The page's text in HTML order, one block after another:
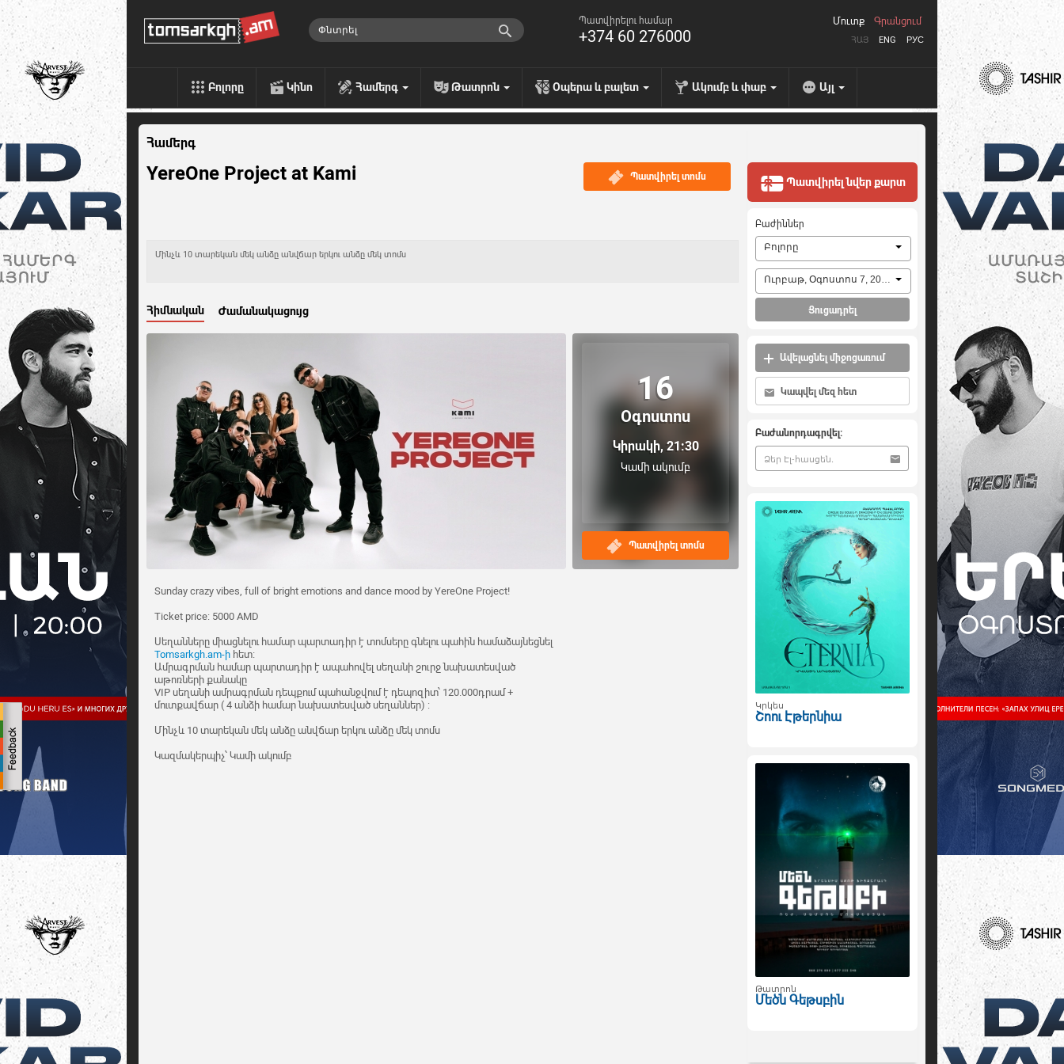
Պատվիրելու համար
+374 60 276000 ՀԱՅ ENG РУС
Մուտք Գրանցում
Բոլորը Կինո Համերգ Թատրոն Օպերա և բալետ Ակումբ և փաբ Այլ
Համերգ
YereOne Project at Kami Պատվիրել տոմս
Մինչև 10 տարեկան մեկ անձը անվճար երկու անձը մեկ տոմս
Հիմնական Ժամանակացույց
16
Օգոստոս
Կիրակի, 21:30
Կամի ակումբ
Պատվիրել տոմս
Sunday crazy vibes, full of bright emotions and dance mood by YereOne Project!
Ticket price: 5000 AMD
Սեղանները միացնելու համար պարտադիր է տոմսերը գնելու պահին համաձայնեցնել
Tomsarkgh.am-ի հետ։
Ամրագրման համար պարտադիր է ապահովել սեղանի շուրջ նախատեսված
աթոռների քանակը
VIP սեղանի ամրագրման դեպքում պահանջվում է դեպոզիտ՝ 120.000դրամ +
մուտքավճար ( 4 անձի համար նախատեսված սեղաններ) :
Մինչև 10 տարեկան մեկ անձը անվճար երկու անձը մեկ տոմս
Կազմակերպիչ՝ Կամի ակումբ
Պատվիրել նվեր քարտ
Բաժիններ
Բոլորը
Ուրբաթ, Օգոստոս 7, 2026
Ցուցադրել
Ավելացնել միջոցառում
Կապվել մեզ հետ
Բաժանորդագրվել:
Կրկես
Շոու Էթերնիա
Թատրոն
Մեծն Գեթսբին